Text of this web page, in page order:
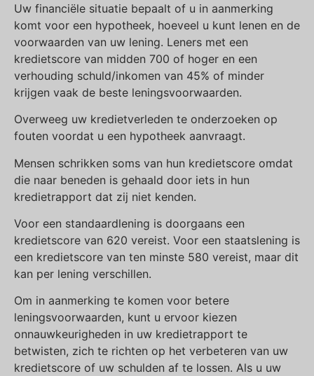
Uw financiële situatie bepaalt of u in aanmerking
komt voor een hypotheek, hoeveel u kunt lenen en de
voorwaarden van uw lening. Leners met een
kredietscore van midden 700 of hoger en een
verhouding schuld/inkomen van 45% of minder
krijgen vaak de beste leningsvoorwaarden.
Overweeg uw kredietverleden te onderzoeken op
fouten voordat u een hypotheek aanvraagt.
Mensen schrikken soms van hun kredietscore omdat
die naar beneden is gehaald door iets in hun
kredietrapport dat zij niet kenden.
Voor een standaardlening is doorgaans een
kredietscore van 620 vereist. Voor een staatslening is
een kredietscore van ten minste 580 vereist, maar dit
kan per lening verschillen.
Om in aanmerking te komen voor betere
leningsvoorwaarden, kunt u ervoor kiezen
onnauwkeurigheden in uw kredietrapport te
betwisten, zich te richten op het verbeteren van uw
kredietscore of uw schulden af te lossen. Als u uw